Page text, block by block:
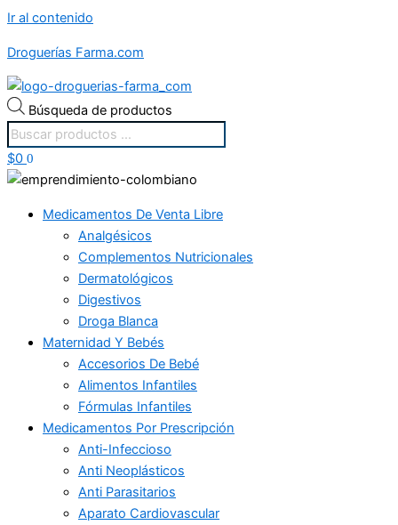
Ir al contenido
Droguerías Farma.com
Búsqueda de productos
$0 0
Medicamentos De Venta Libre
Analgésicos
Complementos Nutricionales
Dermatológicos
Digestivos
Droga Blanca
Maternidad Y Bebés
Accesorios De Bebé
Alimentos Infantiles
Fórmulas Infantiles
Medicamentos Por Prescripción
Anti-Infeccioso
Anti Neoplásticos
Anti Parasitarios
Aparato Cardiovascular